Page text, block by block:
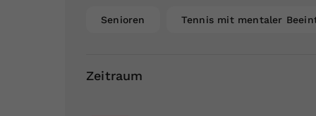
Senioren Tennis mit mentaler
Zeitraum